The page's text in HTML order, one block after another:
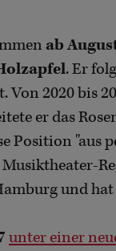
ab
. Er
Von 2020 bis
er das
Position "aus
und
unter einer